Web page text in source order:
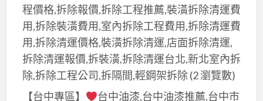
程價格,拆除報價,拆除工程推薦,裝潢拆除清運費
用,拆除裝潢費用,室內拆除工程費用,拆除清運費
用,拆除清運價格,裝潢拆除清運,店面拆除清運,
拆除清運報價,拆裝潢,拆除清運台北,新北室內拆
除,拆除工程公司,拆隔間,輕鋼架拆除(2 瀏覽數)
【台中專區】
台中油漆,台中油漆推薦,台中市